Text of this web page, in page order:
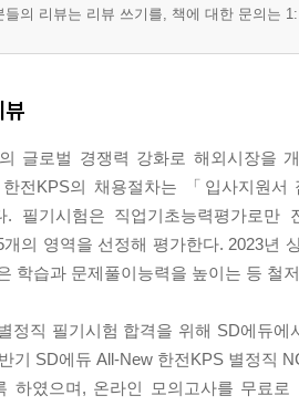
들의 리뷰는 리뷰 쓰기를, 책에 대한 문의는
뷰
글로벌 경쟁력 강화로 해외시장을
한전KPS의 채용절차는 「입사지
. 필기시험은 직업기초능력평가로
개의 영역을 선정해 평가한다. 2023년
학습과 문제풀이능력을 높이는 등 철
정직 필기시험 합격을 위해 SD에듀
반기 SD에듀 All-New 한전KPS 별정직
하였으며, 온라인 모의고사를 무료